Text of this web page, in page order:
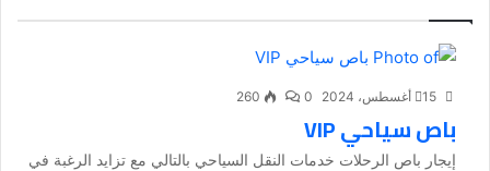
15 أغسطس، 2024 0
260
باص سياحي VIP
إيجار باص الرحلات خدمات النقل السياحي بالتالي مع تزايد الرغبة في